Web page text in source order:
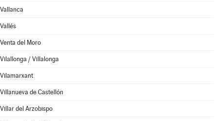
Vallanca
Vallés
Venta del Moro
Vilallonga / Villalonga
Vilamarxant
Villanueva de Castellón
Villar del Arzobispo